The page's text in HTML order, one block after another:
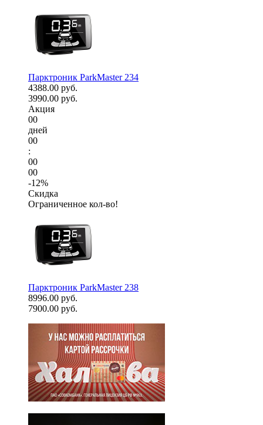
Парктроник ParkMaster 234
4388.00 руб.
3990.00 руб.
Акция
00
дней
00
:
00
00
-12%
Скидка
Ограниченное кол-во!
Парктроник ParkMaster 238
8996.00 руб.
7900.00 руб.